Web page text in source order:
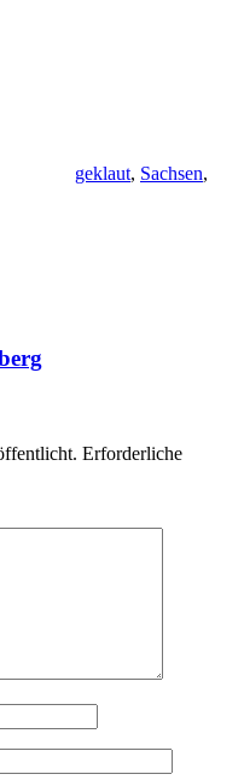
geklaut, Sachsen,
Erforderliche